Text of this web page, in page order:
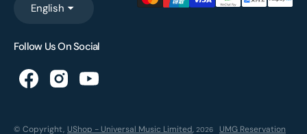
English
Follow Us On Social
© Copyright, UShop - Universal Music Limited, 2026 UMG Reservation